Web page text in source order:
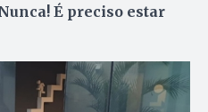
É preciso estar